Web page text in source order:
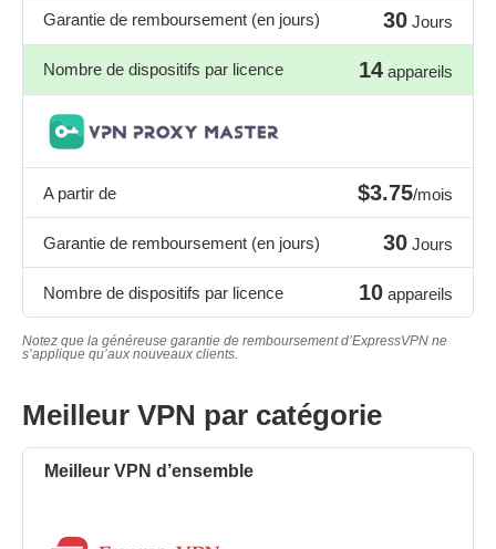
Garantie de remboursement (en jours) 30 Jours
Nombre de dispositifs par licence 14 appareils
A partir de $3.75/mois
Garantie de remboursement (en jours) 30 Jours
Nombre de dispositifs par licence 10 appareils
Notez que la généreuse garantie de remboursement d’ExpressVPN ne
s’applique qu’aux nouveaux clients.
Meilleur VPN par catégorie
Meilleur VPN d’ensemble